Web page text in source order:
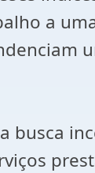
a
busca